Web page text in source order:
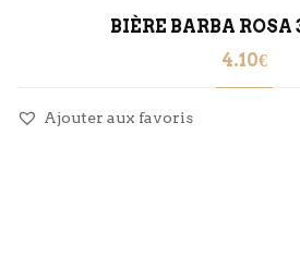
BIÈRE BARBA ROSA
4.10€
Ajouter aux favoris